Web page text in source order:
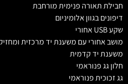
חבילת תאורה פנימית מורחבת
דיפונים בגוון אלומיניום
שקע USB אחורי
מושב אחורי עם משענת יד מרכזית
משענת יד קדמית
חלון גג פנוראמי
גג זכוכית פנוראמי